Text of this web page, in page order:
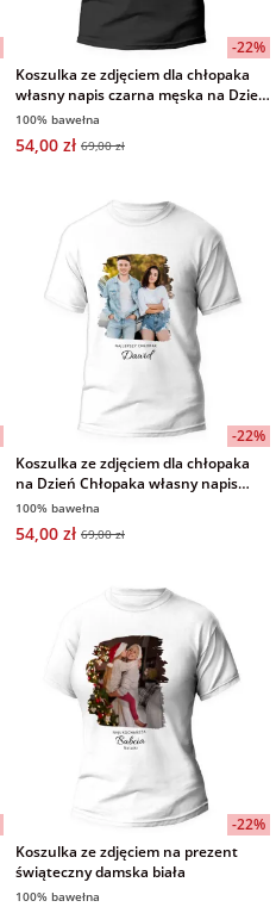
-22%
Koszulka ze zdjęciem dla chłopaka
własny napis czarna męska na Dzień
Chłopaka
100% bawełna
54,00 zł 69,00 zł
-22%
Koszulka ze zdjęciem dla chłopaka
na Dzień Chłopaka własny napis
biała męska
100% bawełna
54,00 zł 69,00 zł
-22%
Koszulka ze zdjęciem na prezent
świąteczny damska biała
100% bawełna